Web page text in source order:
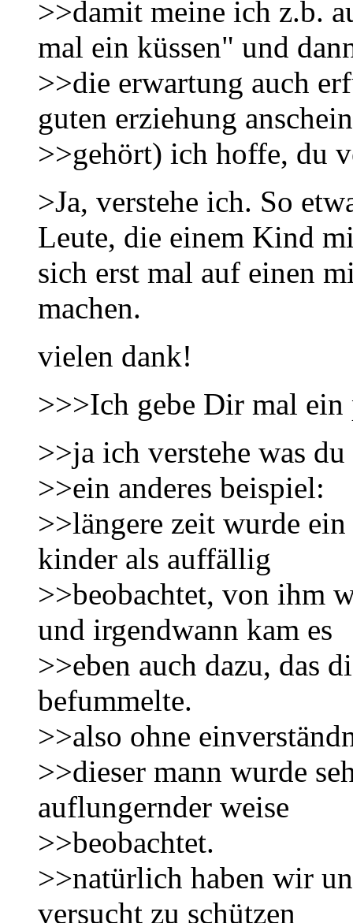
>>damit meine ich z.b.
mal ein küssen" und
>>die erwartung auch
guten erziehung
>>gehört) ich hoffe, du
>Ja, verstehe ich. So
Leute, die einem Kind
sich erst mal auf einen
machen.
vielen dank!
>>>Ich gebe Dir mal
>>ja ich verstehe was
>>ein anderes beispiel:
>>längere zeit wurde
kinder als auffällig
>>beobachtet, von ihm
und irgendwann kam es
>>eben auch dazu, das
befummelte.
>>also ohne
>>dieser mann wurde
auflungernder weise
>>beobachtet.
>>natürlich haben wir
versucht zu schützen